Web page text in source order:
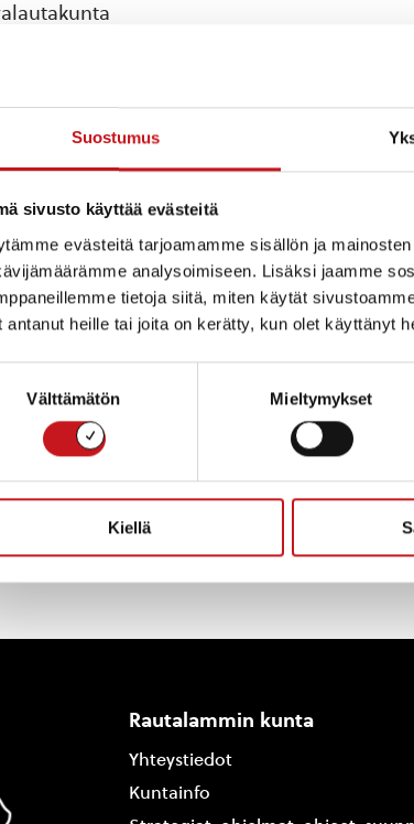
Suostumus
sivusto käyttää evästeitä
evästeitä tarjoamamme sisällön ja
analysoimiseen. Lisäksi jaamme
tietoja siitä, miten käytät
antanut heille tai joita on kerätty, kun olet käyttänyt
Välttämätön Mieltymykset
Kiellä
ja päätösvaltaisuus
palkantarkistus
laskujen hyväksyjät 4.10.2018 alkaen
sosiaalipalvelujen tuottamisesta
hinnankorotus
toimenpiteet tarkastuslautakunnan
Rautalammin kunta
Yhteystiedot
Kuntainfo